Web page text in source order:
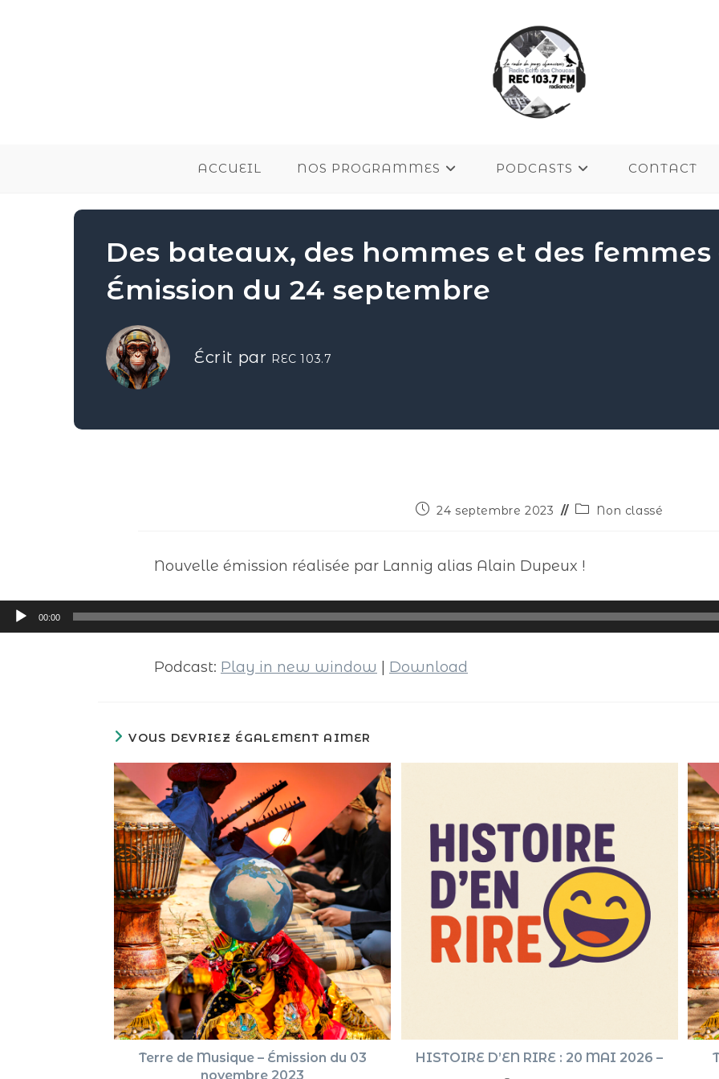
ACCUEIL NOS PROGRAMMES PODCASTS CONTACT
Des bateaux, des hommes et des femmes
Émission du 24 septembre
Écrit par REC 103.7
24 septembre 2023 Non classé
Nouvelle émission réalisée par Lannig alias Alain Dupeux !
Lecteur
audio
00:00
Podcast: Play in new window Download
VOUS DEVRIEZ ÉGALEMENT AIMER
Terre de Musique – Émission du 03
novembre 2023
HISTOIRE D’EN RIRE : 20 MAI 2026 –